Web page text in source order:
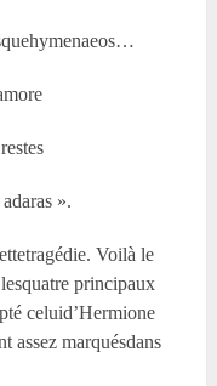
».
Voilà le
principaux
celuid’Hermione
assez marquésdans